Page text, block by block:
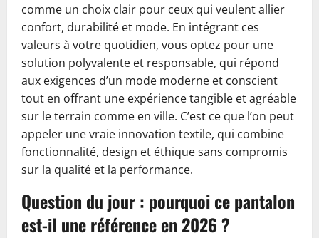
comme un choix clair pour ceux qui veulent allier
confort, durabilité et mode. En intégrant ces
valeurs à votre quotidien, vous optez pour une
solution polyvalente et responsable, qui répond
aux exigences d’un mode moderne et conscient
tout en offrant une expérience tangible et agréable
sur le terrain comme en ville. C’est ce que l’on peut
appeler une vraie innovation textile, qui combine
fonctionnalité, design et éthique sans compromis
sur la qualité et la performance.
Question du jour : pourquoi ce pantalon
est-il une référence en 2026 ?